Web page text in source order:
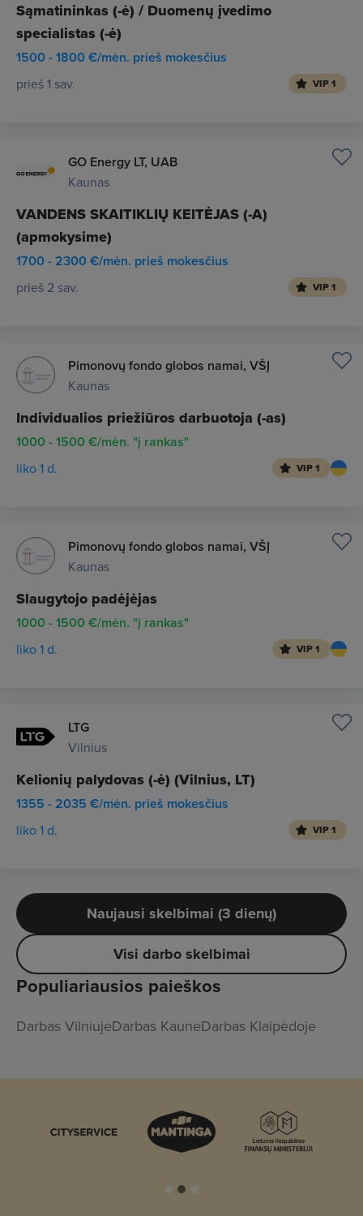
Sąmatininkas (-ė) / Duomenų įvedimo
specialistas (-ė)
1500 - 1800 €/mėn. prieš mokesčius
prieš 1 sav. VIP 1
GO Energy LT, UAB
Kaunas
VANDENS SKAITIKLIŲ KEITĖJAS (-A)
(apmokysime)
1700 - 2300 €/mėn. prieš mokesčius
prieš 2 sav. VIP 1
Pimonovų fondo globos namai, VŠĮ
Kaunas
Individualios priežiūros darbuotoja (-as)
1000 - 1500 €/mėn. "į rankas"
liko 1 d. VIP 1
Pimonovų fondo globos namai, VŠĮ
Kaunas
Slaugytojo padėjėjas
1000 - 1500 €/mėn. "į rankas"
liko 1 d. VIP 1
LTG
Vilnius
Kelionių palydovas (-ė) (Vilnius, LT)
1355 - 2035 €/mėn. prieš mokesčius
liko 1 d. VIP 1
Naujausi skelbimai (3 dienų)
Visi darbo skelbimai
Populiariausios paieškos
Darbas VilniujeDarbas KauneDarbas Klaipėdoje